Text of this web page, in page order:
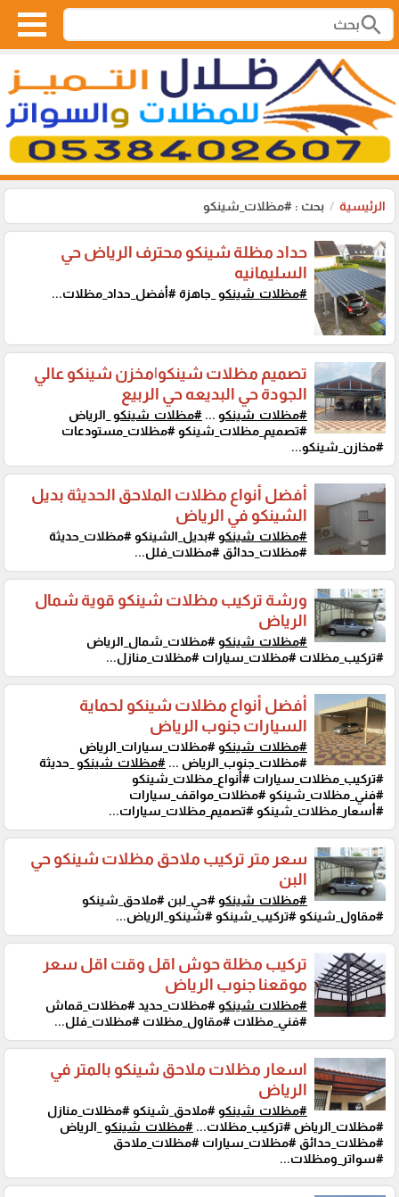
search
الرئيسية بحث : #مظلات_شينكو
حداد مظلة شينكو محترف الرياض حي
السليمانيه
#مظلات_شينكو _جاهزة #أفضل_حداد_مظلات...
تصميم مظلات شينكو|مخزن شينكو عالي
الجودة حي البديعه حي الربيع
#مظلات_شينكو ... #مظلات_شينكو _الرياض
#تصميم_مظلات_شينكو #مظلات_مستودعات
#مخازن_شينكو...
أفضل أنواع مظلات الملاحق الحديثة بديل
الشينكو في الرياض
#مظلات_شينكو#بديل_الشينكو #مظلات_حديثة
#مظلات_حدائق #مظلات_فلل...
ورشة تركيب مظلات شينكو قوية شمال
الرياض
#مظلات_شينكو#مظلات_شمال_الرياض
#تركيب_مظلات #مظلات_سيارات #مظلات_منازل...
أفضل أنواع مظلات شينكو لحماية
السيارات جنوب الرياض
#مظلات_شينكو#مظلات_سيارات_الرياض
#مظلات_جنوب_الرياض ... #مظلات_شينكو _حديثة
#تركيب_مظلات_سيارات #أنواع_مظلات_شينكو
#فني_مظلات_شينكو #مظلات_مواقف_سيارات
#أسعار_مظلات_شينكو #تصميم_مظلات_سيارات...
سعر متر تركيب ملاحق مظلات شينكو حي
البن
#مظلات_شينكو#حي_لبن #ملاحق_شينكو
#مقاول_شينكو #تركيب_شينكو #شينكو_الرياض...
تركيب مظلة حوش اقل وقت اقل سعر
موقعنا جنوب الرياض
#مظلات_شينكو#مظلات_حديد #مظلات_قماش
#فني_مظلات #مقاول_مظلات #مظلات_فلل...
اسعار مظلات ملاحق شينكو بالمتر في
الرياض
#مظلات_شينكو#ملاحق_شينكو #مظلات_منازل
#مظلات_الرياض #تركيب_مظلات... #مظلات_شينكو _الرياض
#مظلات_حدائق #مظلات_سيارات #مظلات_ملاحق
#سواتر_ومظلات...